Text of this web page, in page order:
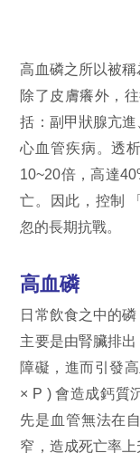
高血磷之所以被
除了皮膚癢外，
括：副甲狀腺亢進
心血管疾病。透
10~20倍，高達
亡。因此，控制
忽的長期抗戰。
高血磷
日常飲食之中的
主要是由腎臟排
障礙，進而引發
× P ) 會造成鈣質
先是血管無法在
窄，造成死亡率